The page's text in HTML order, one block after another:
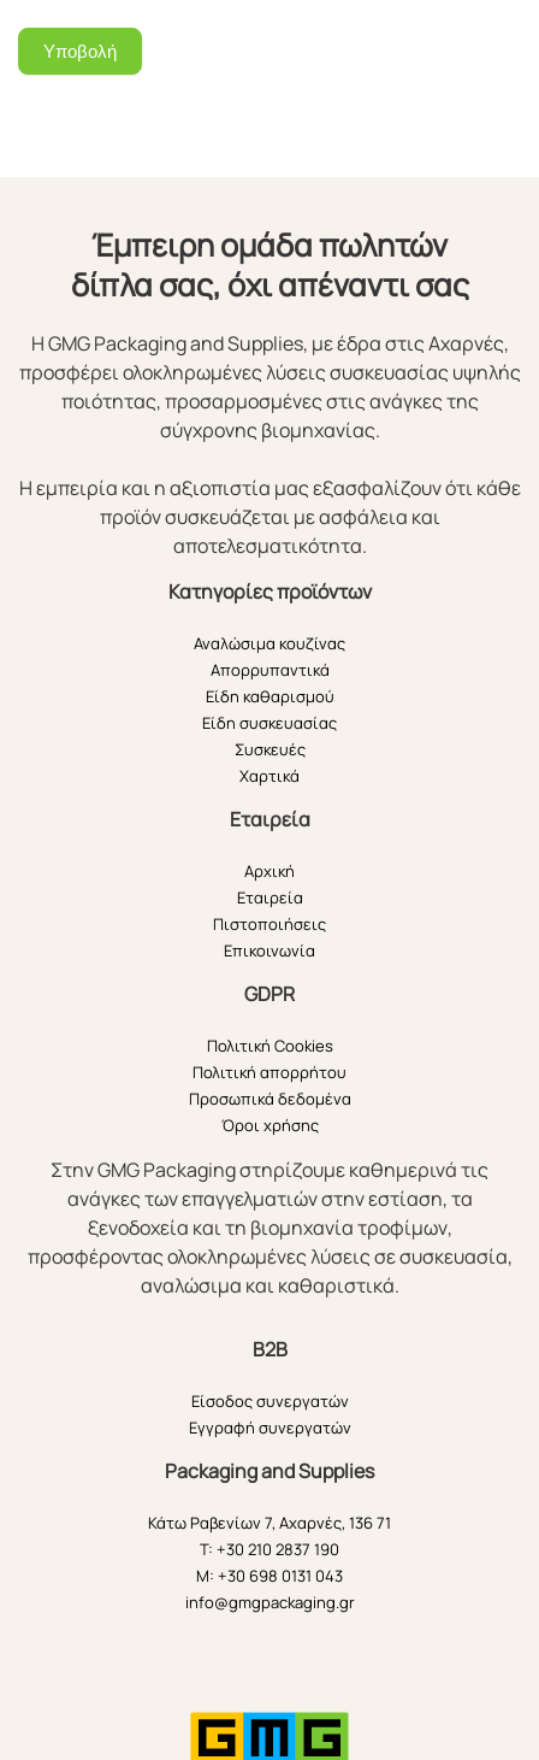
Υποβολή
Έμπειρη ομάδα πωλητών
δίπλα σας, όχι απέναντι σας
Η GMG Packaging and Supplies, με έδρα στις Αχαρνές,
προσφέρει ολοκληρωμένες λύσεις συσκευασίας υψηλής
ποιότητας, προσαρμοσμένες στις ανάγκες της
σύγχρονης βιομηχανίας.
Η εμπειρία και η αξιοπιστία μας εξασφαλίζουν ότι κάθε
προϊόν συσκευάζεται με ασφάλεια και
αποτελεσματικότητα.
Κατηγορίες προϊόντων
Αναλώσιμα κουζίνας
Απορρυπαντικά
Είδη καθαρισμού
Είδη συσκευασίας
Συσκευές
Χαρτικά
Εταιρεία
Αρχική
Εταιρεία
Πιστοποιήσεις
Επικοινωνία
GDPR
Πολιτική Cookies
Πολιτική απορρήτου
Προσωπικά δεδομένα
Όροι χρήσης
Στην GMG Packaging στηρίζουμε καθημερινά τις
ανάγκες των επαγγελματιών στην εστίαση, τα
ξενοδοχεία και τη βιομηχανία τροφίμων,
προσφέροντας ολοκληρωμένες λύσεις σε συσκευασία,
αναλώσιμα και καθαριστικά.
B2B
Είσοδος συνεργατών
Εγγραφή συνεργατών
Packaging and Supplies
Κάτω Ραβενίων 7, Αχαρνές, 136 71
T: +30 210 2837 190
M: +30 698 0131 043
info@gmgpackaging.gr